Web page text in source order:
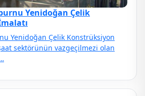
Yenidoğan Çelik
Yenidoğan Çelik Konstrüksiyon
sektörünün vazgeçilmezi olan